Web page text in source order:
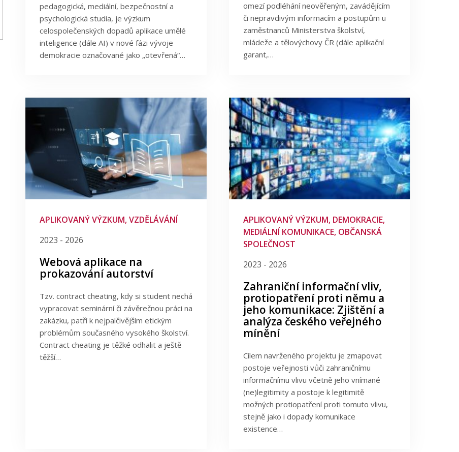
pedagogická, mediální, bezpečnostní a
psychologická studia, je výzkum
celospolečenských dopadů aplikace umělé
inteligence (dále AI) v nové fázi vývoje
demokracie označované jako „otevřená“…
omezí podléhání neověřeným, zavádějícím
či nepravdivým informacím a postupům u
zaměstnanců Ministerstva školství,
mládeže a tělovýchovy ČR (dále aplikační
garant,…
APLIKOVANÝ VÝZKUM, VZDĚLÁVÁNÍ
2023 - 2026
Webová aplikace na
prokazování autorství
Tzv. contract cheating, kdy si student nechá
vypracovat seminární či závěrečnou práci na
zakázku, patří k nejpalčivějším etickým
problémům současného vysokého školství.
Contract cheating je těžké odhalit a ještě
těžší…
APLIKOVANÝ VÝZKUM, DEMOKRACIE,
MEDIÁLNÍ KOMUNIKACE, OBČANSKÁ
SPOLEČNOST
2023 - 2026
Zahraniční informační vliv,
protiopatření proti němu a
jeho komunikace: Zjištění a
analýza českého veřejného
mínění
Cílem navrženého projektu je zmapovat
postoje veřejnosti vůči zahraničnímu
informačnímu vlivu včetně jeho vnímané
(ne)legitimity a postoje k legitimitě
možných protiopatření proti tomuto vlivu,
stejně jako i dopady komunikace
existence…